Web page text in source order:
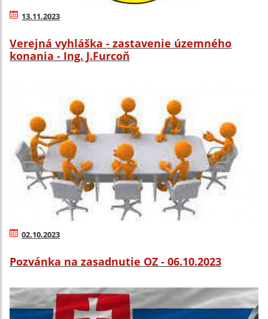
13.11.2023
Verejná vyhláška - zastavenie územného
konania - Ing. J.Furcoň
02.10.2023
Pozvánka na zasadnutie OZ - 06.10.2023